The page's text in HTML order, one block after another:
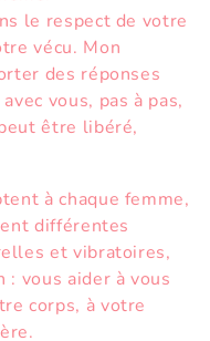
le respect de votre
vécu. Mon
des réponses
vous, pas à pas,
être libéré,
à chaque femme,
différentes
et vibratoires,
vous aider à vous
corps, à votre